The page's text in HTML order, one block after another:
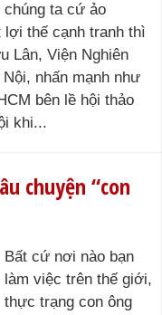
chúng ta cứ ảo
thế cạnh tranh thì
Lân, Viện Nghiên
nhấn mạnh như
bên lề hội thảo
khi...
chuyện “con
Bất cứ nơi nào bạn
làm việc trên thế giới,
thực trạng con ông